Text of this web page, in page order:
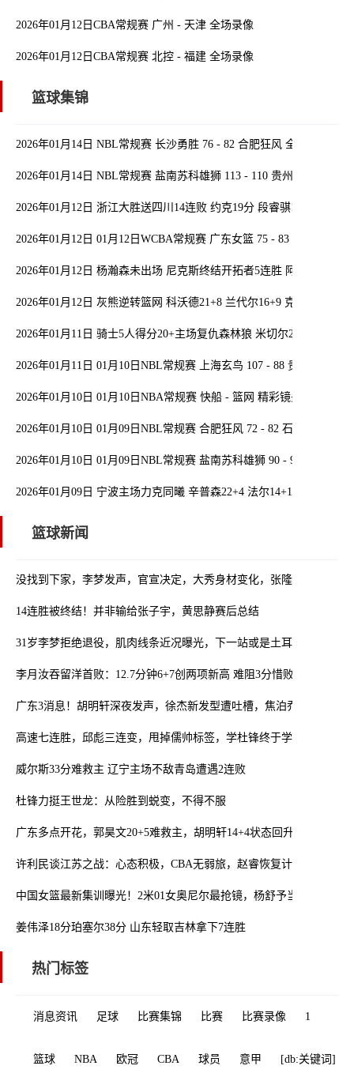
2026年01月12日CBA常规赛 广州 - 天津 全场录像
2026年01月12日CBA常规赛 北控 - 福建 全场录像
篮球集锦
2026年01月14日 NBL常规赛 长沙勇胜 76 - 82 合肥狂风 全场集锦
2026年01月14日 NBL常规赛 盐南苏科雄狮 113 - 110 贵州猛龙 全场集
2026年01月12日 浙江大胜送四川14连败 约克19分 段睿骐17+7 景菡一
2026年01月12日 01月12日WCBA常规赛 广东女篮 75 - 83 山东女篮
2026年01月12日 杨瀚森未出场 尼克斯终结开拓者5连胜 阿夫迪亚最
2026年01月12日 灰熊逆转篮网 科沃德21+8 兰代尔16+9 克洛尼17中4
2026年01月11日 骑士5人得分20+主场复仇森林狼 米切尔28+8 爱德华
2026年01月11日 01月10日NBL常规赛 上海玄鸟 107 - 88 贵州猛龙 全
2026年01月10日 01月10日NBA常规赛 快船 - 篮网 精彩镜头
2026年01月10日 01月09日NBL常规赛 合肥狂风 72 - 82 石家庄翔蓝
2026年01月10日 01月09日NBL常规赛 盐南苏科雄狮 90 - 99 长沙勇胜
2026年01月09日 宁波主场力克同曦 辛普森22+4 法尔14+10 赵柏清
篮球新闻
没找到下家，李梦发声，官宣决定，大秀身材变化，张隆计划落空
14连胜被终结！并非输给张子宇，黄思静赛后总结
31岁李梦拒绝退役，肌肉线条近况曝光，下一站或是土耳其联赛！
李月汝吞留洋首败：12.7分钟6+7创两项新高 难阻3分惜败
广东3消息！胡明轩深夜发声，徐杰新发型遭吐槽，焦泊乔化身易建联
高速七连胜，邱彪三连变，甩掉儒帅标签，学杜锋终于学到精髓
威尔斯33分难救主 辽宁主场不敌青岛遭遇2连败
杜锋力挺王世龙：从险胜到蜕变，不得不服
广东多点开花，郭昊文20+5难救主，胡明轩14+4状态回升
许利民谈江苏之战：心态积极，CBA无弱旅，赵睿恢复计划彰显远见
中国女篮最新集训曝光！2米01女奥尼尔最抢镜，杨舒予当新核
姜伟泽18分珀塞尔38分 山东轻取吉林拿下7连胜
热门标签
消息资讯 足球 比赛集锦 比赛 比赛录像 1
篮球 NBA 欧冠 CBA 球员 意甲 [db:关键词]